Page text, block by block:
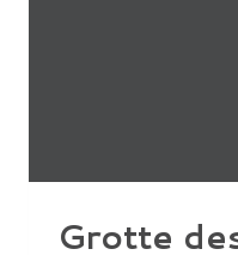
Grotte